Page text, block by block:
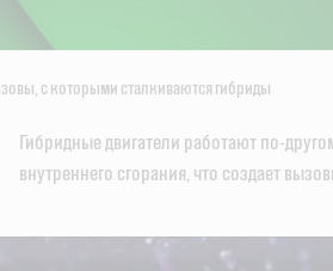
с которыми сталкиваются гибриды
Гибридные двигатели работают по-
внутреннего сгорания, что создает